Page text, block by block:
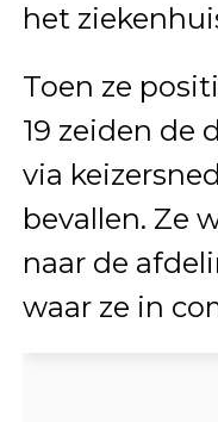
het
Toen ze
19 zeiden de
via
bevallen. Ze
naar de
waar ze in